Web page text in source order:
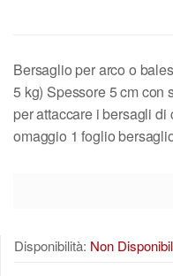
Bersaglio per arco o
5 kg) Spessore 5 cm con
per attaccare i bersagli
omaggio 1 foglio
Disponibilità: Non